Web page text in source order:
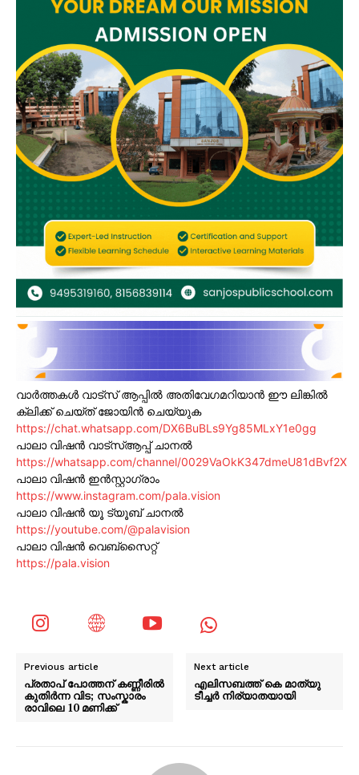
വാർത്തകൾ വാട്സ് ആപ്പിൽ അതിവേഗമറിയാൻ ഈ ലിങ്കിൽ
ക്ലിക്ക് ചെയ്ത് ജോയിൻ ചെയ്യുക
https://chat.whatsapp.com/DX6BuBLs9Yg85MLxY1e0gg
പാലാ വിഷൻ വാട്സ്ആപ്പ് ചാനൽ
https://whatsapp.com/channel/0029VaOkK347dmeU81dBvf2X
പാലാ വിഷൻ ഇൻസ്റ്റാഗ്രാം
https://www.instagram.com/pala.vision
പാലാ വിഷൻ യൂ ട്യൂബ് ചാനൽ
https://youtube.com/@palavision
പാലാ വിഷൻ വെബ്സൈറ്റ്
https://pala.vision
Previous article
പ്രതാപ് പോത്തന് കണ്ണീരിൽ
കുതിർന്ന വിട; സംസ്കാരം
രാവിലെ 10 മണിക്ക്
Next article
എലിസബത്ത് കെ മാത്യു
ടീച്ചർ നിര്യാതയായി